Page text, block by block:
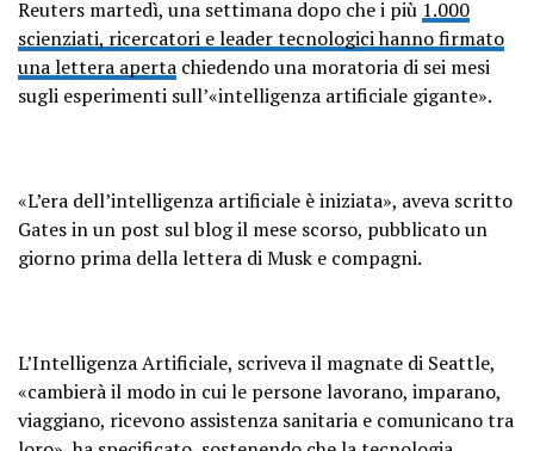
Reuters martedì, una settimana dopo che i più 1.000
scienziati, ricercatori e leader tecnologici hanno firmato
una lettera aperta chiedendo una moratoria di sei mesi
sugli esperimenti sull’«intelligenza artificiale gigante».
«L’era dell’intelligenza artificiale è iniziata», aveva scritto
Gates in un post sul blog il mese scorso, pubblicato un
giorno prima della lettera di Musk e compagni.
L’Intelligenza Artificiale, scriveva il magnate di Seattle,
«cambierà il modo in cui le persone lavorano, imparano,
viaggiano, ricevono assistenza sanitaria e comunicano tra